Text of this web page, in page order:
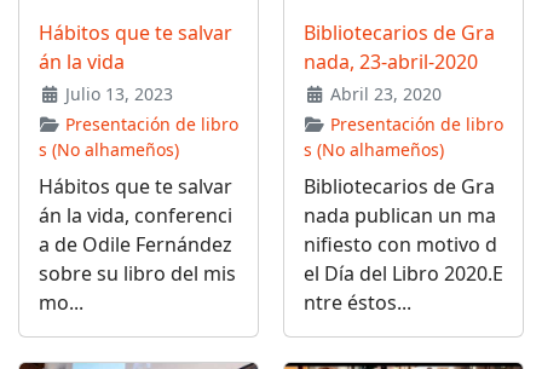
Hábitos que te salvar
án la vida
Julio 13, 2023
Presentación de libro
s (No alhameños)
Hábitos que te salvar
án la vida, conferenci
a de Odile Fernández
sobre su libro del mis
mo...
Bibliotecarios de Gra
nada, 23-abril-2020
Abril 23, 2020
Presentación de libro
s (No alhameños)
Bibliotecarios de Gra
nada publican un ma
nifiesto con motivo d
el Día del Libro 2020.E
ntre éstos...